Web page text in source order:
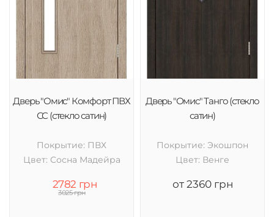
Дверь "Омис" Комфорт ПВХ
СС (стекло сатин)
Покрытие: ПВХ
Цвет: Cосна Мадейра
2782 грн
3025 грн
Дверь "Омис" Танго (стекло
сатин)
Покрытие: Экошпон
Цвет: Венге
от 2360 грн